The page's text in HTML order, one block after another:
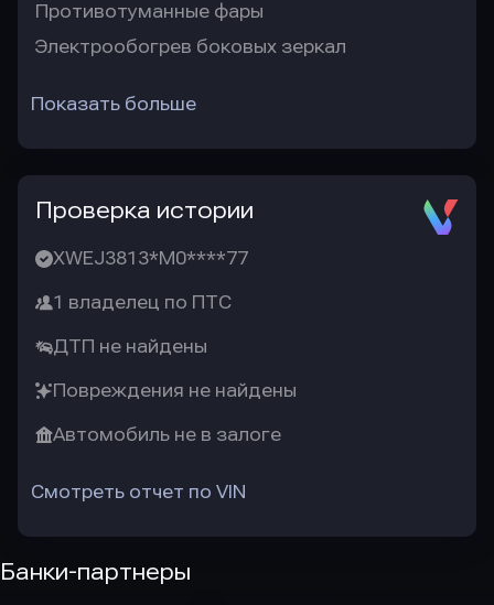
Противотуманные фары
Электрообогрев боковых зеркал
Показать больше
Проверка истории
XWEJ3813*M0****77
1 владелец по ПТС
ДТП не найдены
Повреждения не найдены
Автомобиль не в залоге
Смотреть отчет по VIN
Банки-партнеры